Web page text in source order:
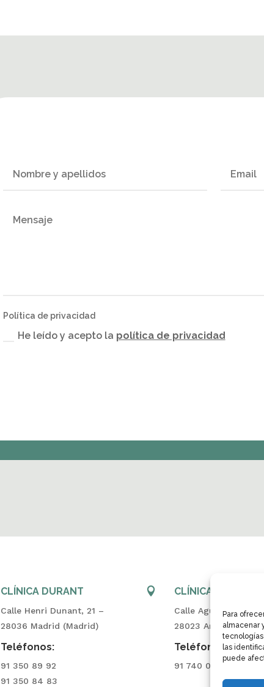
Para
almacenar
las
puede
Política de privacidad
He leído y acepto la política de privacidad
CLÍNICA DURANT
Calle Henri Dunant, 21 –
28036 Madrid (Madrid)
Teléfonos:
91 350 89 92
91 350 84 83
 CLÍNICA ARAVACA
Calle Aguarón, 23 –
28023 Aravaca
Teléfonos:
91 740 00 77